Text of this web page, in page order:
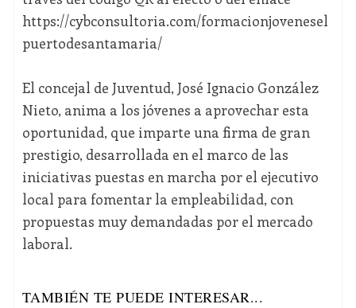
https://cybconsultoria.com/formacionjovenesel
puertodesantamaria/
El concejal de Juventud, José Ignacio González
Nieto, anima a los jóvenes a aprovechar esta
oportunidad, que imparte una firma de gran
prestigio, desarrollada en el marco de las
iniciativas puestas en marcha por el ejecutivo
local para fomentar la empleabilidad, con
propuestas muy demandadas por el mercado
laboral.
TAMBIÉN TE PUEDE INTERESAR...